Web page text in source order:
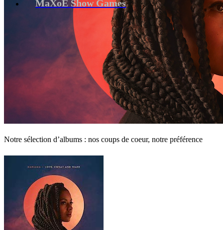
MaXoE Show Games
Notre sélection d’albums : nos coups de coeur, notre préférence